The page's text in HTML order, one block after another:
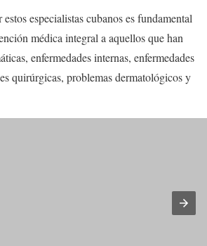
especialistas cubanos es fundamental
médica integral a aquellos que han
enfermedades internas, enfermedades
quirúrgicas, problemas dermatológicos y